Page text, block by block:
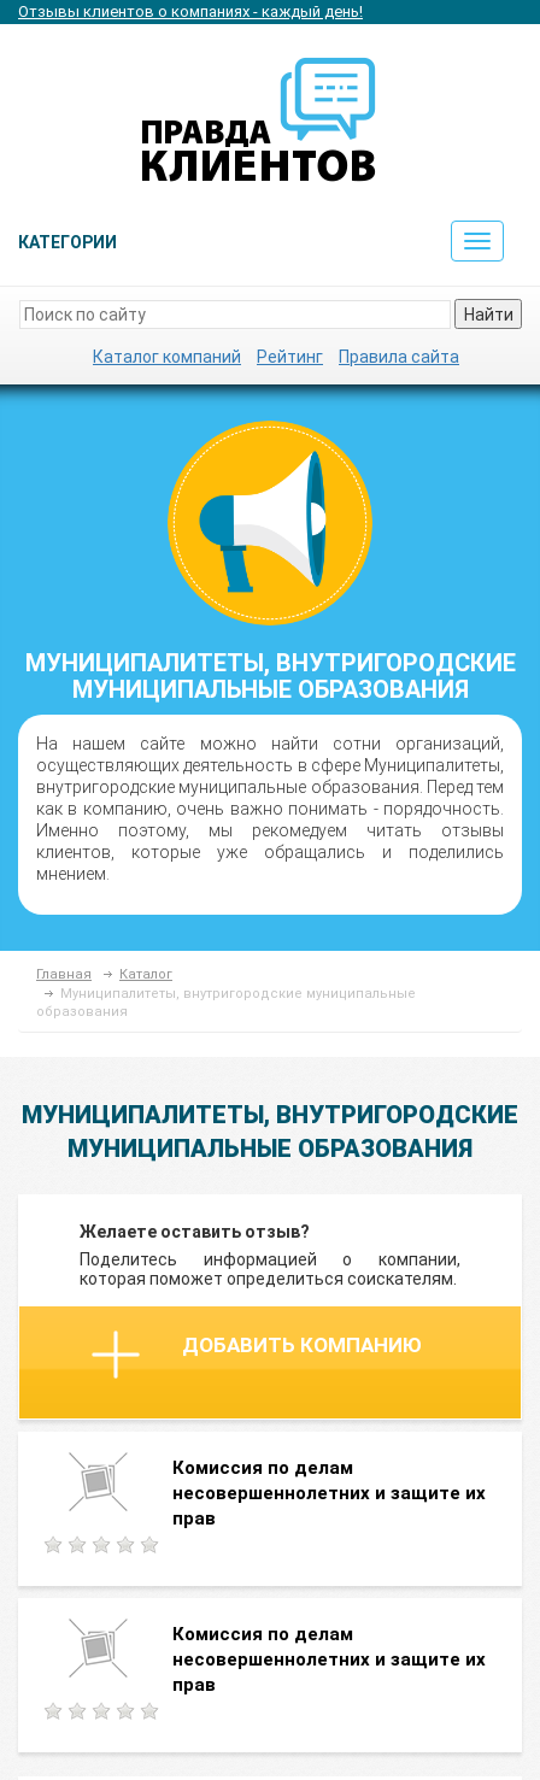
Отзывы клиентов о компаниях - каждый день!
КАТЕГОРИИ
Toggle
Найти
Каталог компаний Рейтинг Правила сайта
МУНИЦИПАЛИТЕТЫ, ВНУТРИГОРОДСКИЕ
МУНИЦИПАЛЬНЫЕ ОБРАЗОВАНИЯ
На нашем сайте можно найти сотни организаций,
осуществляющих деятельность в сфере Муниципалитеты,
внутригородские муниципальные образования. Перед тем
как в компанию, очень важно понимать - порядочность.
Именно поэтому, мы рекомедуем читать отзывы
клиентов, которые уже обращались и поделились
мнением.
Главная
Каталог
Муниципалитеты, внутригородские муниципальные
образования
МУНИЦИПАЛИТЕТЫ, ВНУТРИГОРОДСКИЕ
МУНИЦИПАЛЬНЫЕ ОБРАЗОВАНИЯ
Желаете оставить отзыв?
Поделитесь информацией о компании,
которая поможет определиться соискателям.
ДОБАВИТЬ КОМПАНИЮ
Комиссия по делам
несовершеннолетних и защите их
прав
Комиссия по делам
несовершеннолетних и защите их
прав